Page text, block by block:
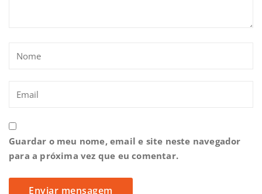
Guardar o meu nome, email e site neste navegador
para a próxima vez que eu comentar.